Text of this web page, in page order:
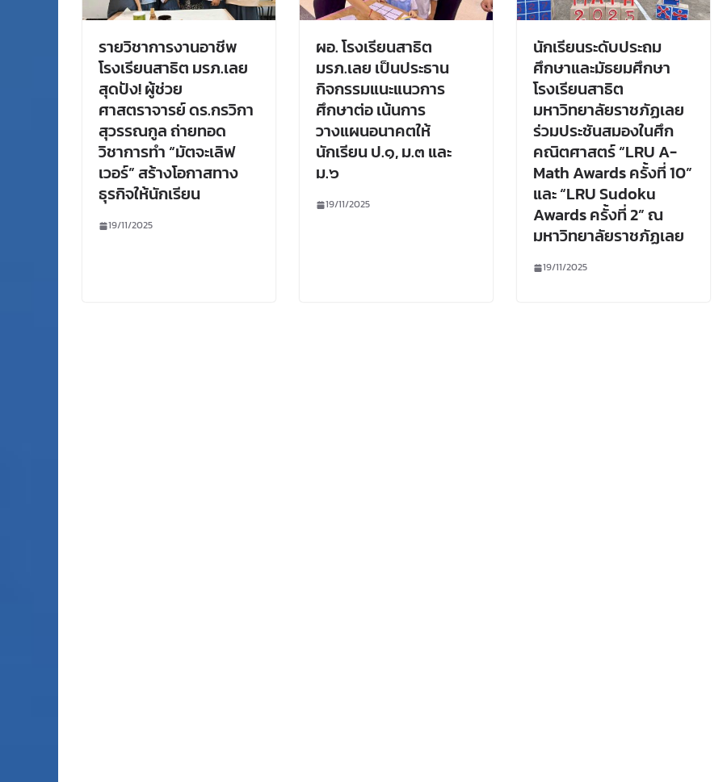
รายวิชาการงานอาชีพ
โรงเรียนสาธิต มรภ.เลย
สุดปัง! ผู้ช่วย
ศาสตราจารย์ ดร.กรวิกา
สุวรรณกูล ถ่ายทอด
วิชาการทำ “มัตจะเลิฟ
เวอร์” สร้างโอกาสทาง
ธุรกิจให้นักเรียน
19/11/2025
ผอ. โรงเรียนสาธิต
มรภ.เลย เป็นประธาน
กิจกรรมแนะแนวการ
ศึกษาต่อ เน้นการ
วางแผนอนาคตให้
นักเรียน ป.๑, ม.๓ และ
ม.๖
19/11/2025
นักเรียนระดับประถม
ศึกษาและมัธยมศึกษา
โรงเรียนสาธิต
มหาวิทยาลัยราชภัฏเลย
ร่วมประชันสมองในศึก
คณิตศาสตร์ “LRU A-
Math Awards ครั้งที่ 10”
และ “LRU Sudoku
Awards ครั้งที่ 2” ณ
มหาวิทยาลัยราชภัฏเลย
19/11/2025